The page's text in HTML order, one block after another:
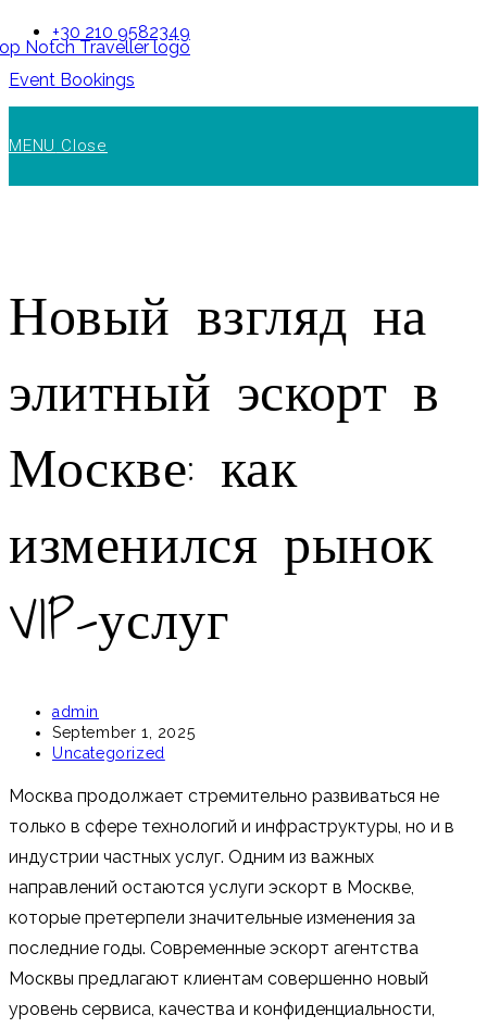
Skip
to
content
+30 210 9582349
Event Bookings
MENU Close
Новый взгляд на
элитный эскорт в
Москве: как
изменился рынок
VIP-услуг
Post
author:
admin
Post
published:
September 1, 2025
Post
Uncategorized
Москва продолжает стремительно развиваться не
только в сфере технологий и инфраструктуры, но и в
индустрии частных услуг. Одним из важных
направлений остаются услуги эскорт в Москве,
которые претерпели значительные изменения за
последние годы. Современные эскорт агентства
Москвы предлагают клиентам совершенно новый
уровень сервиса, качества и конфиденциальности,